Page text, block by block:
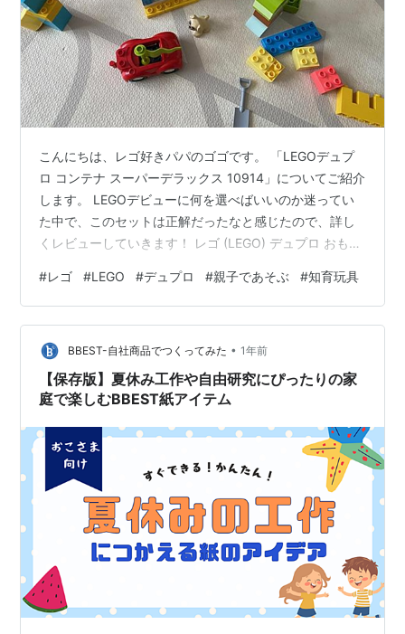
こんにちは、レゴ好きパパのゴゴです。 「LEGOデュプ
ロ コンテナ スーパーデラックス 10914」についてご紹介
します。 LEGOデビューに何を選べばいいのか迷ってい
た中で、このセットは正解だったなと感じたので、詳し
くレビューしていきます！ レゴ (LEGO) デュプロ おもち
10914 男の子 女の子 2歳 3歳 子供 赤ちゃん 幼児 知育 玩
具 誕生日 プレゼント ギフト レゴブロック 1歳半 ~ LEGO
Amazon ■ なぜこのセットを選んだのか？ LEGOは初め
ての購入だったので、あまり難しくなく、でも飽きずに
遊べるものを探し…
#レゴ #LEGO #デュプロ #親子であそぶ #知育玩具
BBEST-自社商品でつくってみた • 1年前
【保存版】夏休み工作や自由研究にぴったりの家
庭で楽しむBBEST紙アイテム